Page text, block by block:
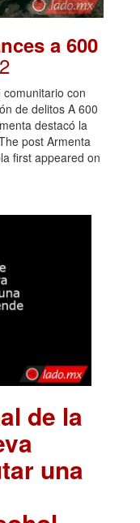
a 600
con
de delitos A 600
destacó la
post Armenta
first appeared on
de la
una